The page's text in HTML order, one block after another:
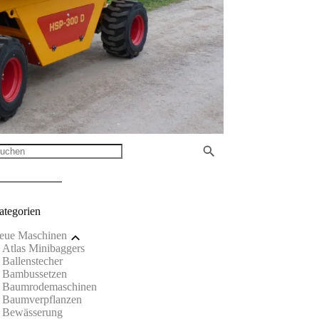
Maschinen
Atlas Minibaggers
Ballenstecher
Bambussetzen
Baumrodemaschinen
Baumverpflanzen
Bewässerung